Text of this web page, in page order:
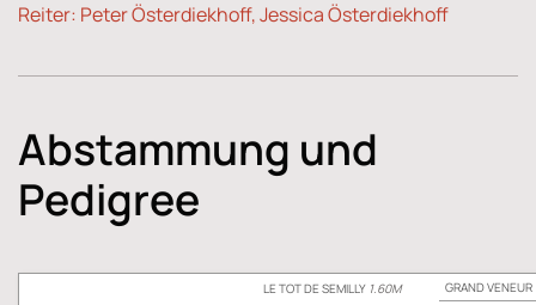
Reiter: Peter Österdiekhoff, Jessica Österdiekhoff
Abstammung und
Pedigree
LE TOT DE SEMILLY 1.60M
GRAND VENEUR